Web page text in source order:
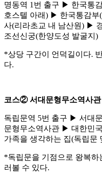
명동역 1번 출구 ▶ 한국통
호스텔 아래) ▶ 한국통감
사(리라초교 내 남산원) ▶
조선신궁(한양도성 발굴지)
*상당 구간이 언덕길이다.
다.
코스② 서대문형무소역사관
독립문역 5번 출구 ▶ 서대
문형무소역사관 ▶ 대한민
가족을 생각하는 집(독립문
*독립문을 기점으로 왕복하
러볼 수 있다.